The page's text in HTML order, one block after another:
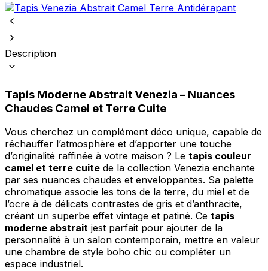
Description
Tapis Moderne Abstrait Venezia – Nuances
Chaudes Camel et Terre Cuite
Vous cherchez un complément déco unique, capable de
réchauffer l’atmosphère et d’apporter une touche
d’originalité raffinée à votre maison ? Le tapis couleur
camel et terre cuite de la collection Venezia enchante
par ses nuances chaudes et enveloppantes. Sa palette
chromatique associe les tons de la terre, du miel et de
l’ocre à de délicats contrastes de gris et d’anthracite,
créant un superbe effet vintage et patiné. Ce tapis
moderne abstrait jest parfait pour ajouter de la
personnalité à un salon contemporain, mettre en valeur
une chambre de style boho chic ou compléter un
espace industriel.
précieuses pour les éditeurs et les annonceurs tiers.
Les cookies non classés sont des cookies qui sont en processus de
classification, en collaboration avec les fournisseurs de cookies
Rejeter
Enregistrer mes préférences
Accepter tout